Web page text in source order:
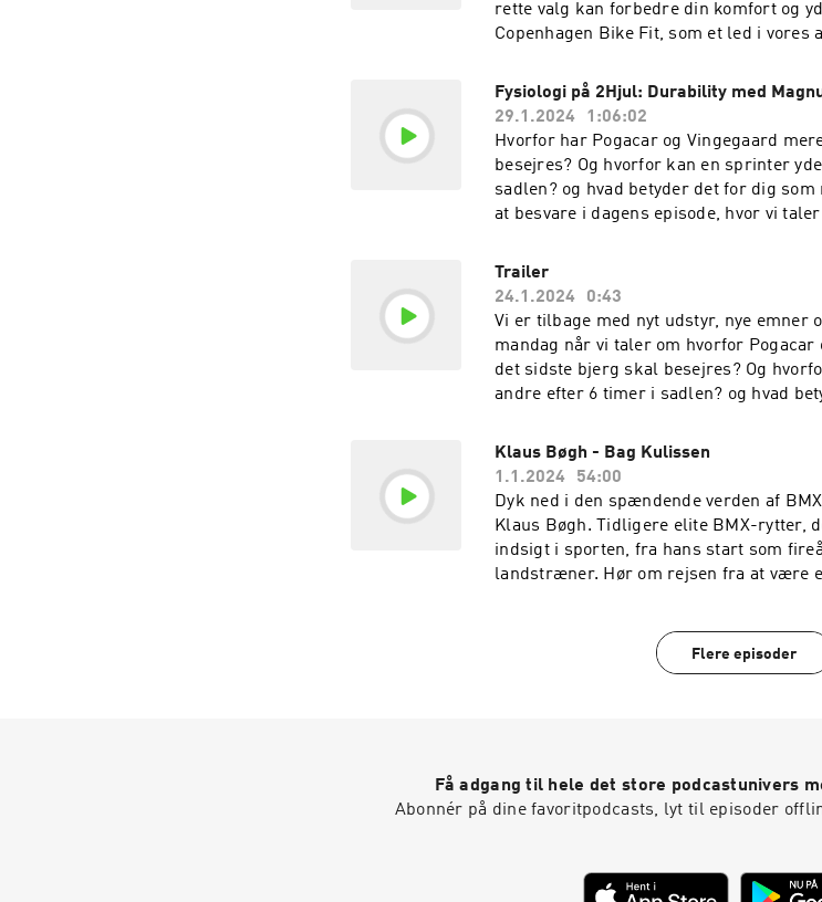
rette valg kan forbedre din komfort og
Copenhagen Bike Fit, som et led i
aspekt af komfort og performance.
Fysiologi på 2Hjul: Durability med
29.1.2024
1:06:02
Hvorfor har Pogacar og Vingegaard
besejres? Og hvorfor kan en sprinter
sadlen? og hvad betyder det for dig
at besvare i dagens episode, hvor vi
vinderen af Demin Cuppen og 10'er i
Klaris
Trailer
24.1.2024
0:43
Vi er tilbage med nyt udstyr, nye emner
mandag når vi taler om hvorfor
det sidste bjerg skal besejres? Og
andre efter 6 timer i sadlen? og hvad
med fysiologen, cykelbutik/café-ejeren,
Danmarksmesteren i gravel, vinderen af
Danmark Rundt, Magnus Bak Klaris
Klaus Bøgh - Bag Kulissen
1.1.2024
54:00
Dyk ned i den spændende verden af
Klaus Bøgh. Tidligere elite BMX-rytter,
indsigt i sporten, fra hans start som
landstræner. Hør om rejsen fra at være
trænere i denne fascinerende sport.
Flere episoder
Få adgang til hele det store podcastunivers
Abonnér på dine favoritpodcasts, lyt til episoder